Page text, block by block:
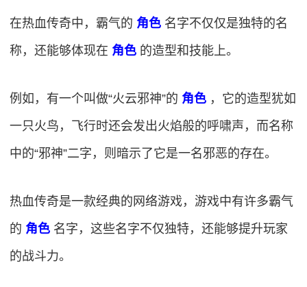
在热血传奇中，霸气的 角色 名字不仅仅是独特的名
称，还能够体现在 角色 的造型和技能上。
例如，有一个叫做“火云邪神”的 角色 ，它的造型犹如
一只火鸟，飞行时还会发出火焰般的呼啸声，而名称
中的“邪神”二字，则暗示了它是一名邪恶的存在。
热血传奇是一款经典的网络游戏，游戏中有许多霸气
的 角色 名字，这些名字不仅独特，还能够提升玩家
的战斗力。